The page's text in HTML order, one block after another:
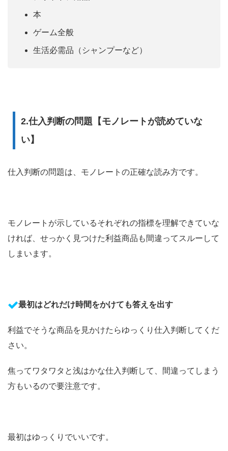
本
ゲーム全般
生活必需品（シャンプーなど）
2.仕入判断の問題【モノレートが読めていな
い】
仕入判断の問題は、モノレートの正確な読み方です。
モノレートが示しているそれぞれの指標を理解できていな
ければ、せっかく見つけた利益商品も間違ってスルーして
しまいます。
最初はどれだけ時間をかけても答えを出す
利益でそうな商品を見かけたらゆっくり仕入判断してくだ
さい。
焦ってワタワタと浅はかな仕入判断して、間違ってしまう
方もいるので要注意です。
最初はゆっくりでいいです。